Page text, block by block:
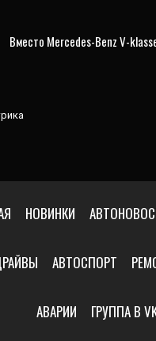
Вместо Mercedes-Benz V-
НОВИНКИ
АВТОСПОРТ
АВАРИИ ГРУППА В